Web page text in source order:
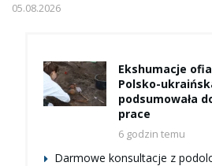
05.08.2026
Ekshumacje
Polsko-
podsumowała
prace
6 godzin temu
Darmowe konsultacje z